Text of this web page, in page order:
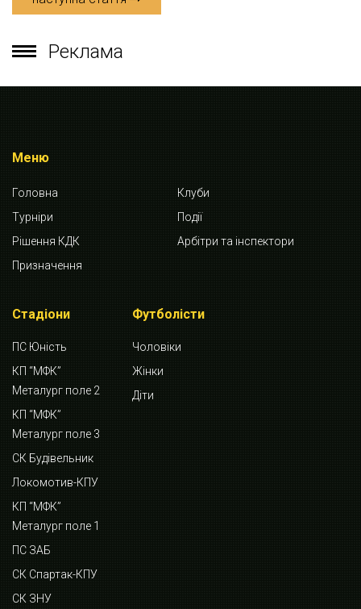
Реклама
Меню
Головна
Клуби
Турніри
Події
Рішення КДК
Арбітри та інспектори
Призначення
Стадіони
ПС Юність
КП “МФК”
Металург поле 2
КП “МФК”
Металург поле 3
СК Будівельник
Локомотив-КПУ
КП “МФК”
Металург поле 1
ПС ЗАБ
СК Спартак-КПУ
СК ЗНУ
Футболісти
Чоловіки
Жінки
Діти